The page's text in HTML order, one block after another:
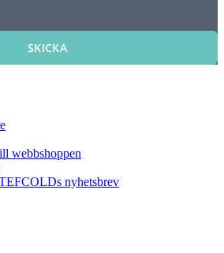
SKICKA
webbshoppen
nyhetsbrev